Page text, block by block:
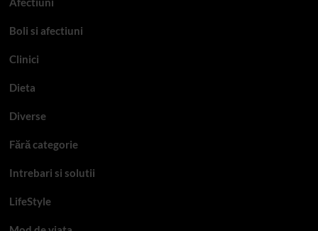
Boli si afectiuni
Clinici
Dieta
Diverse
Fără categorie
Intrebari si solutii
LifeStyle